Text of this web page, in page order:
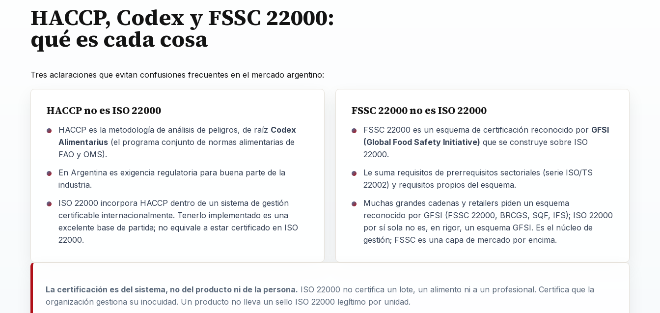
HACCP, Codex y FSSC 22000:
qué es cada cosa
Tres aclaraciones que evitan confusiones frecuentes en el mercado argentino:
HACCP no es ISO 22000
HACCP es la metodología de análisis de peligros, de raíz Codex
Alimentarius (el programa conjunto de normas alimentarias de
FAO y OMS).
En Argentina es exigencia regulatoria para buena parte de la
industria.
ISO 22000 incorpora HACCP dentro de un sistema de gestión
certificable internacionalmente. Tenerlo implementado es una
excelente base de partida; no equivale a estar certificado en ISO
22000.
FSSC 22000 no es ISO 22000
FSSC 22000 es un esquema de certificación reconocido por GFSI
(Global Food Safety Initiative) que se construye sobre ISO
22000.
Le suma requisitos de prerrequisitos sectoriales (serie ISO/TS
22002) y requisitos propios del esquema.
Muchas grandes cadenas y retailers piden un esquema
reconocido por GFSI (FSSC 22000, BRCGS, SQF, IFS); ISO 22000
por sí sola no es, en rigor, un esquema GFSI. Es el núcleo de
gestión; FSSC es una capa de mercado por encima.
La certificación es del sistema, no del producto ni de la persona. ISO 22000 no certifica un lote, un alimento ni a un profesional. Certifica que la
organización gestiona su inocuidad. Un producto no lleva un sello ISO 22000 legítimo por unidad.